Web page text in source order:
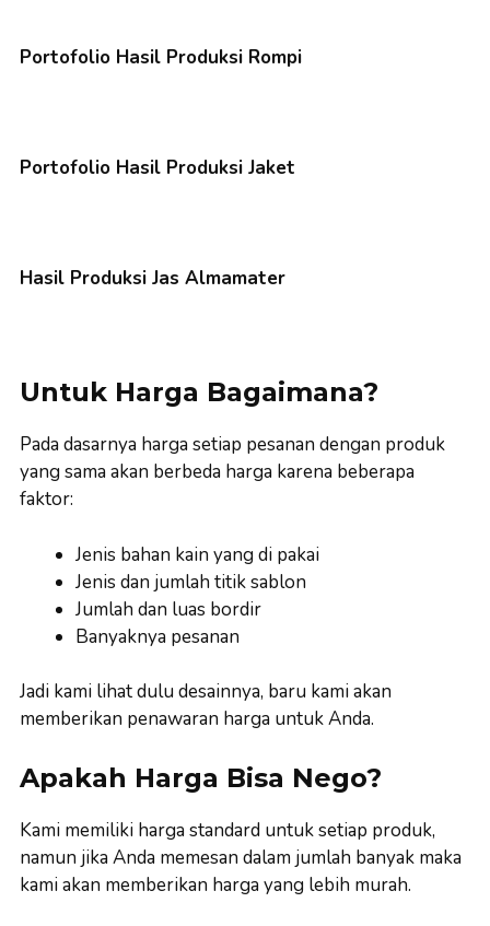
Portofolio Hasil Produksi Rompi
Portofolio Hasil Produksi Jaket
Hasil Produksi Jas Almamater
Untuk Harga Bagaimana?
Pada dasarnya harga setiap pesanan dengan produk
yang sama akan berbeda harga karena beberapa
faktor:
Jenis bahan kain yang di pakai
Jenis dan jumlah titik sablon
Jumlah dan luas bordir
Banyaknya pesanan
Jadi kami lihat dulu desainnya, baru kami akan
memberikan penawaran harga untuk Anda.
Apakah Harga Bisa Nego?
Kami memiliki harga standard untuk setiap produk,
namun jika Anda memesan dalam jumlah banyak maka
kami akan memberikan harga yang lebih murah.